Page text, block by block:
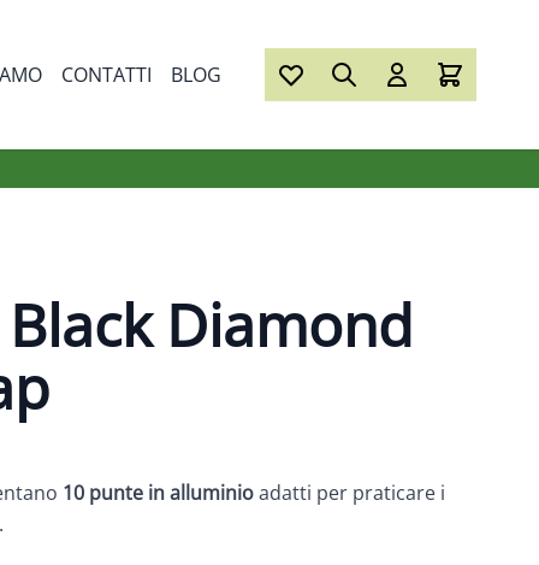
CONTATTI BLOG
Diamond
10 punte in alluminioadatti per praticare i
.